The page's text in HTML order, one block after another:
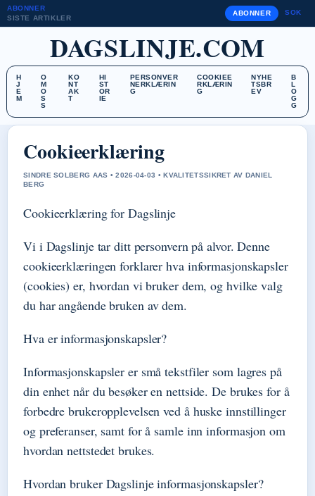
ABONNER
SISTE ARTIKLER
ABONNER SOK
DAGSLINJE.COM
H
J
E
M
O
M
O
S
S
KO
NT
AK
T
HI
ST
OR
IE
PERSONVER
NERKLÆRIN
G
COOKIEE
RKLÆRIN
G
NYHE
TSBR
EV
B
L
O
G
G
Cookieerklæring
SINDRE SOLBERG AAS • 2026-04-03 • KVALITETSSIKRET AV DANIEL
BERG
Cookieerklæring for Dagslinje
Vi i Dagslinje tar ditt personvern på alvor. Denne
cookieerklæringen forklarer hva informasjonskapsler
(cookies) er, hvordan vi bruker dem, og hvilke valg
du har angående bruken av dem.
Hva er informasjonskapsler?
Informasjonskapsler er små tekstfiler som lagres på
din enhet når du besøker en nettside. De brukes for å
forbedre brukeropplevelsen ved å huske innstillinger
og preferanser, samt for å samle inn informasjon om
hvordan nettstedet brukes.
Hvordan bruker Dagslinje informasjonskapsler?